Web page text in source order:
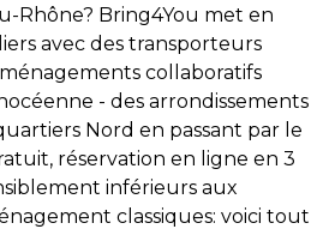
Rhône? Bring4You met en
avec des transporteurs
collaboratifs
- des arrondissements
Nord en passant par le
réservation en ligne en 3
inférieurs aux
classiques: voici tout